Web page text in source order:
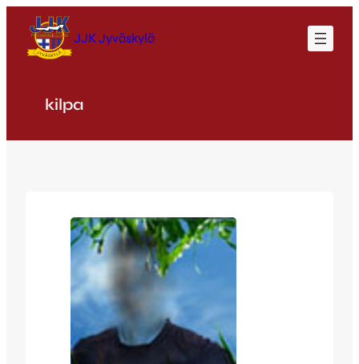
sisältöön
JJK Jyväskylä
kilpa